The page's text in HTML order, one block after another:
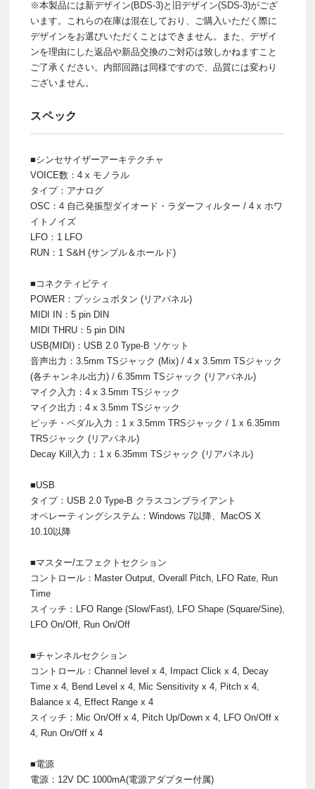
※本製品には新デザイン(BDS-3)と旧デザイン(SDS-3)がござ
います。これらの在庫は混在しており、ご購入いただく際に
デザインをお選びいただくことはできません。また、デザイ
ンを理由にした返品や新品交換のご対応は致しかねますこと
ご了承ください。内部回路は同様ですので、品質には変わり
ございません。
スペック
■シンセサイザーアーキテクチャ
VOICE数：4 x モノラル
タイプ：アナログ
OSC：4 自己発振型ダイオード・ラダーフィルター / 4 x ホワ
イトノイズ
LFO：1 LFO
RUN：1 S&H (サンプル＆ホールド)
■コネクティビティ
POWER：プッシュボタン (リアパネル)
MIDI IN：5 pin DIN
MIDI THRU：5 pin DIN
USB(MIDI)：USB 2.0 Type-B ソケット
音声出力：3.5mm TSジャック (Mix) / 4 x 3.5mm TSジャック
(各チャンネル出力) / 6.35mm TSジャック (リアパネル)
マイク入力：4 x 3.5mm TSジャック
マイク出力：4 x 3.5mm TSジャック
ピッチ・ペダル入力：1 x 3.5mm TRSジャック / 1 x 6.35mm
TRSジャック (リアパネル)
Decay Kill入力：1 x 6.35mm TSジャック (リアパネル)
■USB
タイプ：USB 2.0 Type-B クラスコンプライアント
オペレーティングシステム：Windows 7以降、MacOS X
10.10以降
■マスター/エフェクトセクション
コントロール：Master Output, Overall Pitch, LFO Rate, Run
Time
スイッチ：LFO Range (Slow/Fast), LFO Shape (Square/Sine),
LFO On/Off, Run On/Off
■チャンネルセクション
コントロール：Channel level x 4, Impact Click x 4, Decay
Time x 4, Bend Level x 4, Mic Sensitivity x 4, Pitch x 4,
Balance x 4, Effect Range x 4
スイッチ：Mic On/Off x 4, Pitch Up/Down x 4, LFO On/Off x
4, Run On/Off x 4
■電源
電源：12V DC 1000mA(電源アダプター付属)